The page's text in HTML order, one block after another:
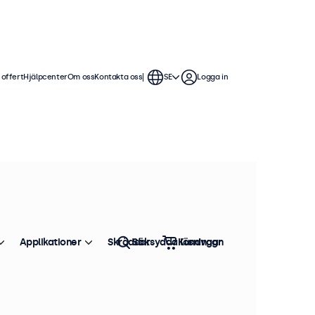
Sortera efter Toppsäljare
offertHjälpcenterOm ossKontakta oss SE Logga in
Applikationer Skräddarsydda lösningar
Sök Kundvagn